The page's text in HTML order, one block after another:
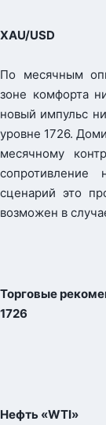
XAU/USD
По месячным
зоне комфорта
новый импульс
уровне 1726.
месячному
сценарий это
возможен в
Торговые
1726
Нефть «WTI»